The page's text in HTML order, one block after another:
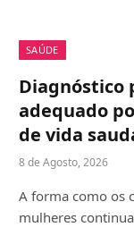
SAÚDE
Diagnóstico
adequado
de vida
8 de Agosto, 2026
A forma como os
mulheres